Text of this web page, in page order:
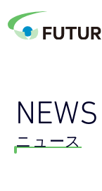
NEWS
ニュース